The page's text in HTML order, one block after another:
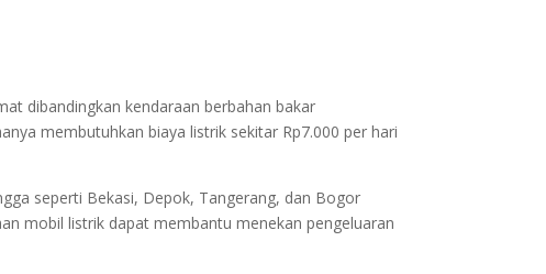
dibandingkan kendaraan berbahan bakar
membutuhkan biaya listrik sekitar Rp7.000 per hari
seperti Bekasi, Depok, Tangerang, dan Bogor
mobil listrik dapat membantu menekan pengeluaran